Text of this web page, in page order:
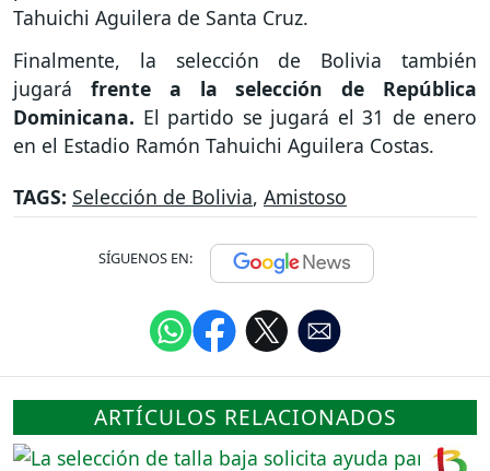
Tahuichi Aguilera de Santa Cruz.
Finalmente, la selección de Bolivia también
jugará frente a la selección de República
Dominicana. El partido se jugará el 31 de enero
en el Estadio Ramón Tahuichi Aguilera Costas.
TAGS: Selección de Bolivia, Amistoso
SÍGUENOS EN:
ARTÍCULOS RELACIONADOS